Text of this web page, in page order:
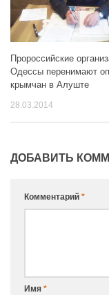
Пророссийские
Одессы перенимают
крымчан в Алуште
28.03.2014
ДОБАВИТЬ
Комментарий *
Имя *